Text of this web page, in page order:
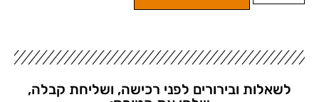
לשאלות ובירורים לפני רכישה, ושליחת קבלה,